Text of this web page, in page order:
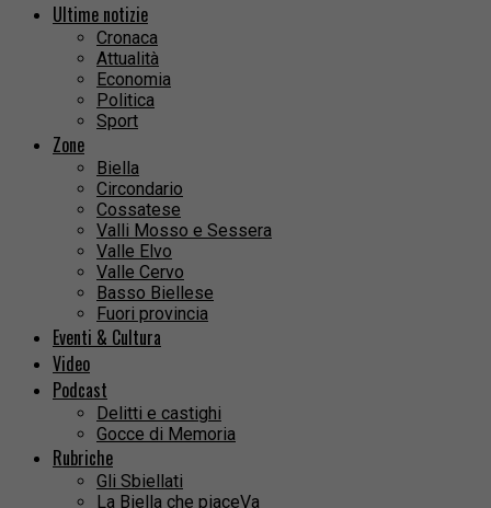
Ultime notizie
Cronaca
Attualità
Economia
Politica
Sport
Zone
Biella
Circondario
Cossatese
Valli Mosso e Sessera
Valle Elvo
Valle Cervo
Basso Biellese
Fuori provincia
Eventi & Cultura
Video
Podcast
Delitti e castighi
Gocce di Memoria
Rubriche
Gli Sbiellati
La Biella che piaceVa